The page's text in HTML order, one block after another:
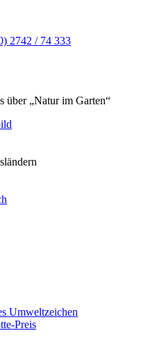
2742 / 74 333
über „Natur im Garten“
Umweltzeichen
Preis